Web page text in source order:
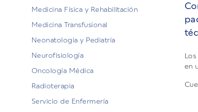
Medicina Física y Rehabilitación
Medicina Transfusional
Neonatología y Pediatría
Neurofisiología
Oncología Médica
Radioterapia
Servicio de Enfermería
en